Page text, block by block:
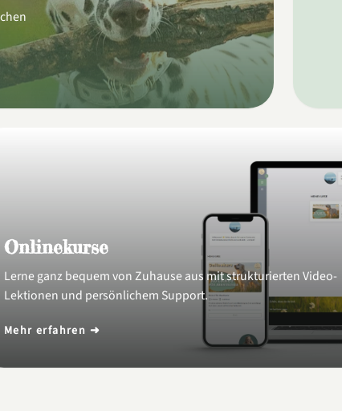
Onlinekurse
Lerne ganz bequem von Zuhause aus mit strukturierten Video-
Lektionen und persönlichem Support.
Mehr erfahren ➜